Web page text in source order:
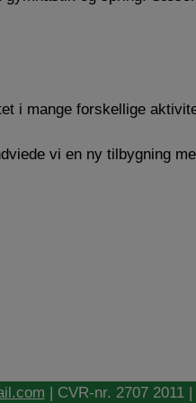
i mange forskellige
vi en ny tilbygning
| CVR-nr. 2707 2011